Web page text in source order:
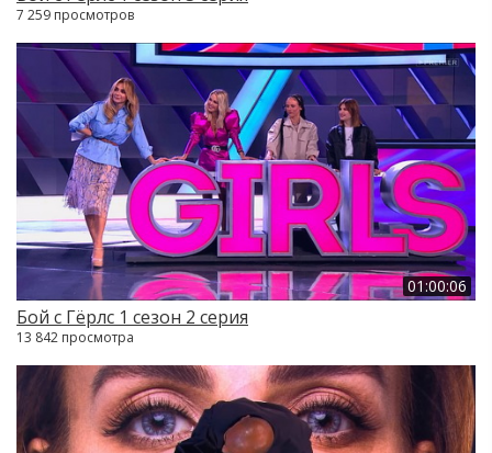
7 259 просмотров
01:00:06
Бой с Гёрлс 1 сезон 2 серия
13 842 просмотра